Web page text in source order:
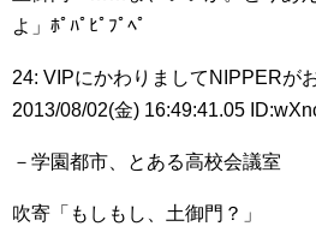
よ」ﾎﾟﾊﾟﾋﾟﾌﾟﾍﾟ
24: VIPにかわりましてNIPPERが
2013/08/02(金) 16:49:41.05
－学園都市、とある高校会議室
吹寄「もしもし、土御門？」